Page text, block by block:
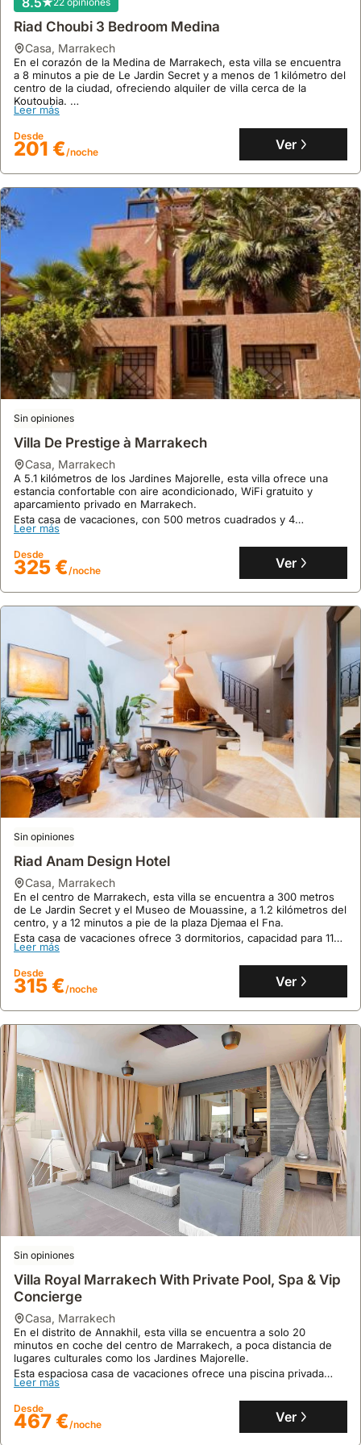
barrios
residenciales
cercanos
Medina,
ofreciendo
un
equilibrio
entre
acceso
a
la
ciudad
y
tranquilidad.
de
elegir
entre
una
gama
más
amplia
de
propiedades.
vinos,
oferta
más
limitada
puede
requerir
desplazamientos
más
largos
fuera
de
la
ciudad.
con
buen
acceso
transporte
público
taxis,
puede
que
no
sea
estrictamente
necesario,
pero
un
coche
siempre
da
mayor
libertad
para
explorar.
Riad Choubi 3 Bedroom Medina
casa, Marrakech
En el corazón de la Medina de Marrakech, esta villa se encuentra
a 8 minutos a pie de Le Jardin Secret y a menos de 1 kilómetro del
centro de la ciudad, ofreciendo alquiler de villa cerca de la
Koutoubia.
Disfrute de 120 m² con aire acondicionado, 3 dormitorios y 3
baños para hasta 11 personas, además de una cocina equipada y
una terraza con comedor exterior para una estancia confortable y
acceso a casas de vacaciones.
Leer más
Desde
201 €/noche Ver
Sin opiniones
Villa De Prestige à Marrakech
casa, Marrakech
A 5.1 kilómetros de los Jardines Majorelle, esta villa ofrece una
estancia confortable con aire acondicionado, WiFi gratuito y
aparcamiento privado en Marrakech.
Esta casa de vacaciones, con 500 metros cuadrados y 4
dormitorios, dispone de piscina privada y cocina totalmente
Leer más
Desde
325 €/noche Ver
Sin opiniones
Riad Anam Design Hotel
casa, Marrakech
En el centro de Marrakech, esta villa se encuentra a 300 metros
de Le Jardin Secret y el Museo de Mouassine, a 1.2 kilómetros del
centro, y a 12 minutos a pie de la plaza Djemaa el Fna.
Esta casa de vacaciones ofrece 3 dormitorios, capacidad para 11
personas, aire acondicionado, WiFi gratuito y una piscina en la
Leer más
Desde
315 €/noche Ver
Sin opiniones
Villa Royal Marrakech With Private Pool, Spa & Vip
Concierge
casa, Marrakech
En el distrito de Annakhil, esta villa se encuentra a solo 20
minutos en coche del centro de Marrakech, a poca distancia de
lugares culturales como los Jardines Majorelle.
Esta espaciosa casa de vacaciones ofrece una piscina privada
climatizada, instalaciones de spa marroquí bajo petición y un chef
en la villa para una experiencia culinaria auténtica, con capacidad
para 10 personas.
Leer más
Desde
467 €/noche Ver